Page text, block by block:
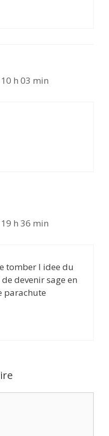
h 03 min
h 36 min
tomber l idee du
devenir sage en
parachute